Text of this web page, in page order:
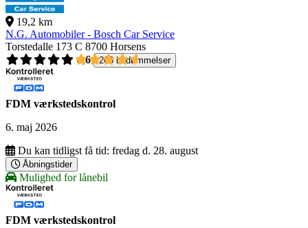
19,2 km
N.G. Automobiler - Bosch Car Service
Torstedalle 173 C 8700 Horsens
4,6
268 bedømmelser
FDM værkstedskontrol
6. maj 2026
Du kan tidligst få tid: fredag d. 28. august
Åbningstider
Mulighed for lånebil
FDM værkstedskontrol